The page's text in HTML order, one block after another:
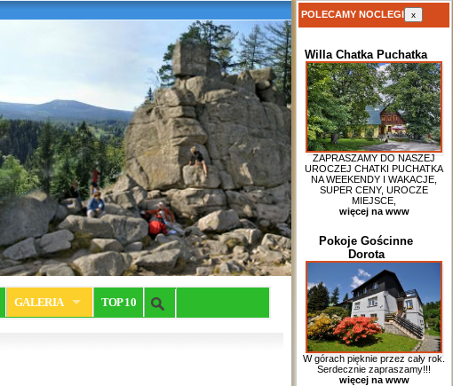
GALERIA TOP 10
POLECAMY NOCLEGI x
Willa Chatka Puchatka
ZAPRASZAMY DO NASZEJ
UROCZEJ CHATKI PUCHATKA
NA WEEKENDY I WAKACJE,
SUPER CENY, UROCZE
MIEJSCE,
więcej na www
Pokoje Gościnne
Dorota
W górach pięknie przez cały rok.
Serdecznie zapraszamy!!!
więcej na www